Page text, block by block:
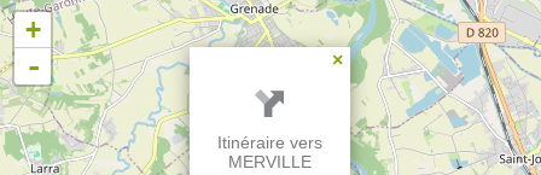
×
Itinéraire vers
MERVILLE
+
-